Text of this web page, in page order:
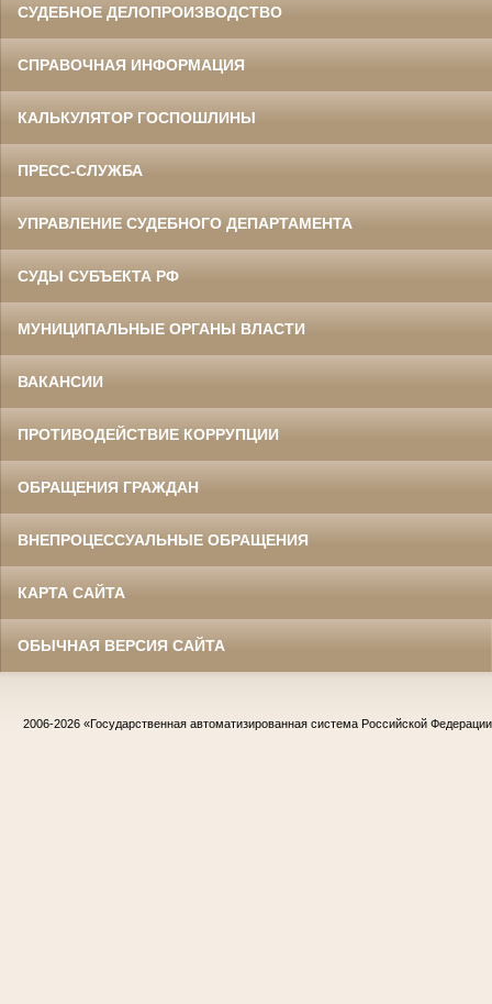
СУДЕБНОЕ ДЕЛОПРОИЗВОДСТВО
СПРАВОЧНАЯ ИНФОРМАЦИЯ
КАЛЬКУЛЯТОР ГОСПОШЛИНЫ
ПРЕСС-СЛУЖБА
УПРАВЛЕНИЕ СУДЕБНОГО ДЕПАРТАМЕНТА
СУДЫ СУБЪЕКТА РФ
МУНИЦИПАЛЬНЫЕ ОРГАНЫ ВЛАСТИ
ВАКАНСИИ
ПРОТИВОДЕЙСТВИЕ КОРРУПЦИИ
ОБРАЩЕНИЯ ГРАЖДАН
ВНЕПРОЦЕССУАЛЬНЫЕ ОБРАЩЕНИЯ
КАРТА САЙТА
ОБЫЧНАЯ ВЕРСИЯ САЙТА
2006-2026 «Государственная автоматизированная система Российской